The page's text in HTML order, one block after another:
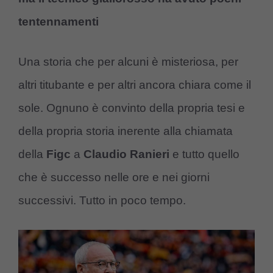
tentennamenti
Una storia che per alcuni è misteriosa, per
altri titubante e per altri ancora chiara come il
sole. Ognuno è convinto della propria tesi e
della propria storia inerente alla chiamata
della Figc a Claudio Ranieri e tutto quello
che è successo nelle ore e nei giorni
successivi. Tutto in poco tempo.